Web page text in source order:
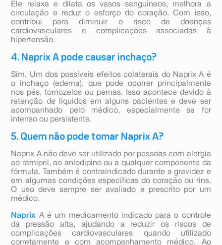
Ele relaxa e dilata os vasos sanguíneos, melhora a
circulação e reduz o esforço do coração. Com isso,
contribui para diminuir o risco de doenças
cardiovasculares e complicações associadas à
hipertensão.
4. Naprix A pode causar inchaço?
Sim. Um dos possíveis efeitos colaterais do Naprix A é
o inchaço (edema), que pode ocorrer principalmente
nos pés, tornozelos ou pernas. Isso acontece devido à
retenção de líquidos em alguns pacientes e deve ser
acompanhado pelo médico, especialmente se for
intenso ou persistente.
5. Quem não pode tomar Naprix A?
Naprix A não deve ser utilizado por pessoas com alergia
ao ramipril, ao anlodipino ou a qualquer componente da
fórmula. Também é contraindicado durante a gravidez e
em algumas condições específicas do coração ou rins.
O uso deve sempre ser avaliado e prescrito por um
médico.
Naprix A é um medicamento indicado para o controle
da pressão alta, ajudando a reduzir os riscos de
complicações cardiovasculares quando utilizado
corretamente e com acompanhamento médico. Ao